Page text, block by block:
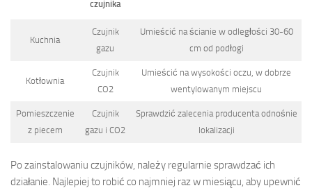
czujnika
Kuchnia
Czujnik
gazu
Umieścić na ścianie w odległości 30-60
cm od podłogi
Kotłownia
Czujnik
CO2
Umieścić na wysokości oczu, w dobrze
wentylowanym miejscu
Pomieszczenie
z piecem
Czujnik
gazu i CO2
Sprawdzić zalecenia producenta odnośnie
lokalizacji
Po zainstalowaniu czujników, należy regularnie sprawdzać ich
działanie. Najlepiej to robić co najmniej raz w miesiącu, aby upewnić